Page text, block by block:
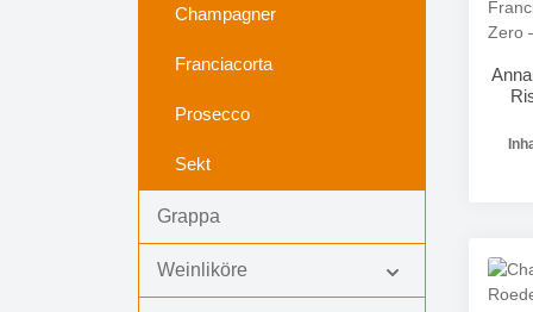
Champagner
Franciacorta
Prosecco
Sekt
Grappa
Weinliköre